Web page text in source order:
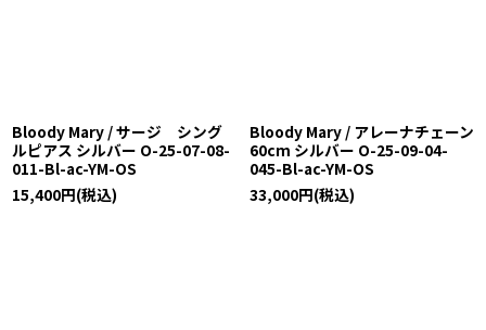
Bloody Mary / サージ シング
ルピアス シルバー O-25-07-08-
011-Bl-ac-YM-OS
15,400円(税込)
Bloody Mary / アレーナチェーン
60cm シルバー O-25-09-04-
045-Bl-ac-YM-OS
33,000円(税込)